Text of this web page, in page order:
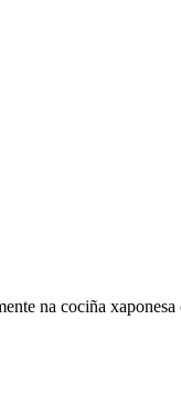
na cociña